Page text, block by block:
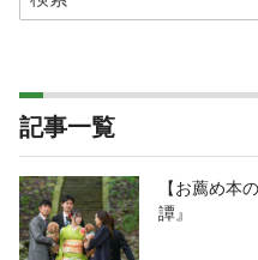
記事一覧
【お薦め本
譚』